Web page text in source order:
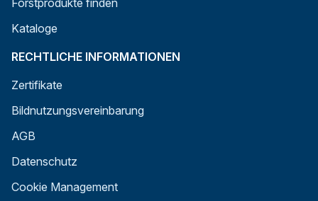
Forstprodukte finden
Kataloge
RECHTLICHE INFORMATIONEN
Zertifikate
Bildnutzungsvereinbarung
AGB
Datenschutz
Cookie Management